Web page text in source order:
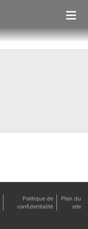
Politique de
confidentialité
Plan du
site